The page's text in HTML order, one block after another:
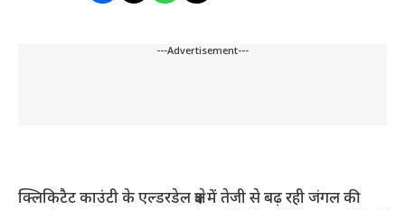
---Advertisement---
क्लिकिटैट काउंटी के एल्डरडेल क्षेत्र में तेजी से बढ़ रही जंगल की